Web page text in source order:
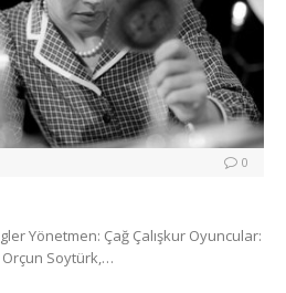
0
Yönetmen: Çağ Çalışkur Oyuncular:
Orçun Soytürk,…